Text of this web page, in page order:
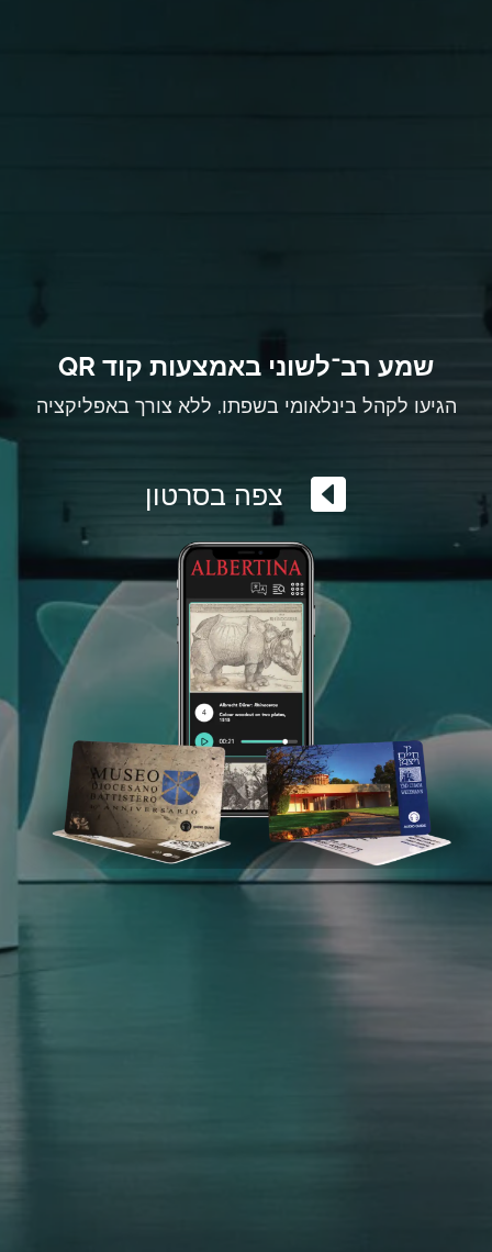
שמע רב־לשוני באמצעות קוד QR
הגיעו לקהל בינלאומי בשפתו, ללא צורך באפליקציה
צפה בסרטון